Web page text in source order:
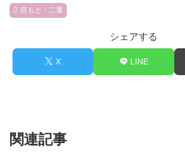
目もと・二重
シェアする
X LINE
関連記事